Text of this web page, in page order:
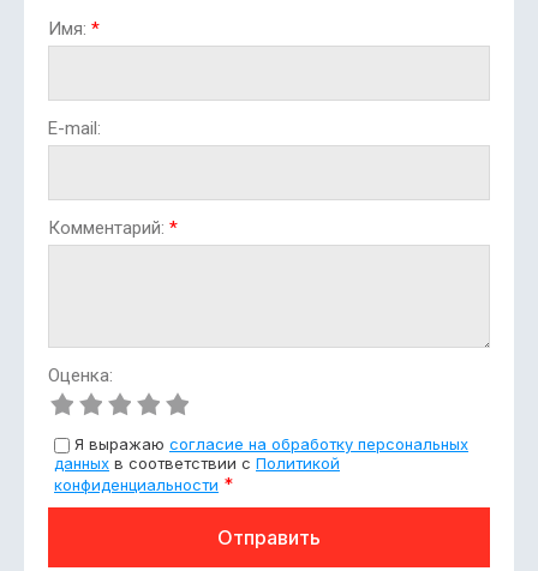
Имя: *
E-mail:
Комментарий: *
Оценка:
Я выражаю согласие на обработку персональных
данных в соответствии с Политикой
конфиденциальности *
Отправить